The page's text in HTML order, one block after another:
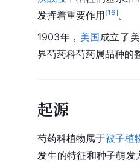
发挥着重要作用[16] 。
1903年， 美国 成立了
界芍药科芍药属品种的
起源
芍药科植物属于被子植
发生的特征和种子萌发